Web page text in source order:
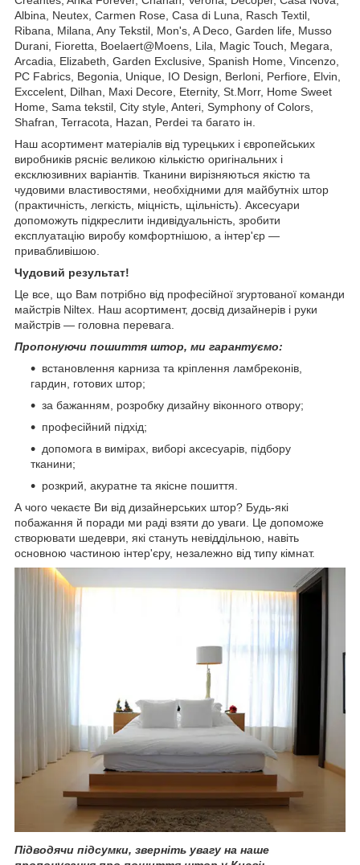
Albina, Neutex, Carmen Rose, Casa di Luna, Rasch Textil,
Ribana, Milana, Any Tekstil, Mon's, A Deco, Garden life, Musso
Durani, Fioretta, Boelaert@Moens, Lila, Magic Touch, Megara,
Arcadia, Elizabeth, Garden Exclusive, Spanish Home, Vincenzo,
PC Fabrics, Begonia, Unique, IO Design, Berloni, Perfiore, Elvin,
Exccelent, Dilhan, Maxi Decore, Eternity, St.Morr, Home Sweet
Home, Sama tekstil, City style, Anteri, Symphony of Colors,
Shafran, Terracota, Hazan, Perdei та багато ін.
Наш асортимент матеріалів від турецьких і європейських
виробників рясніє великою кількістю оригінальних і
ексклюзивних варіантів. Тканини вирізняються якістю та
чудовими властивостями, необхідними для майбутніх штор
(практичність, легкість, міцність, щільність). Аксесуари
допоможуть підкреслити індивідуальність, зробити
експлуатацію виробу комфортнішою, а інтер'єр —
привабливішою.
Чудовий результат!
Це все, що Вам потрібно від професійної згуртованої команди
майстрів Niltex. Наш асортимент, досвід дизайнерів і руки
майстрів — головна перевага.
Пропонуючи пошиття штор, ми гарантуємо:
встановлення карниза та кріплення ламбреконів,
гардин, готових штор;
за бажанням, розробку дизайну віконного отвору;
професійний підхід;
допомога в вимірах, виборі аксесуарів, підбору
тканини;
розкрий, акуратне та якісне пошиття.
А чого чекаєте Ви від дизайнерських штор? Будь-які
побажання й поради ми раді взяти до уваги. Це допоможе
створювати шедеври, які стануть невіддільною, навіть
основною частиною інтер'єру, незалежно від типу кімнат.
Підводячи підсумки, зверніть увагу на наше